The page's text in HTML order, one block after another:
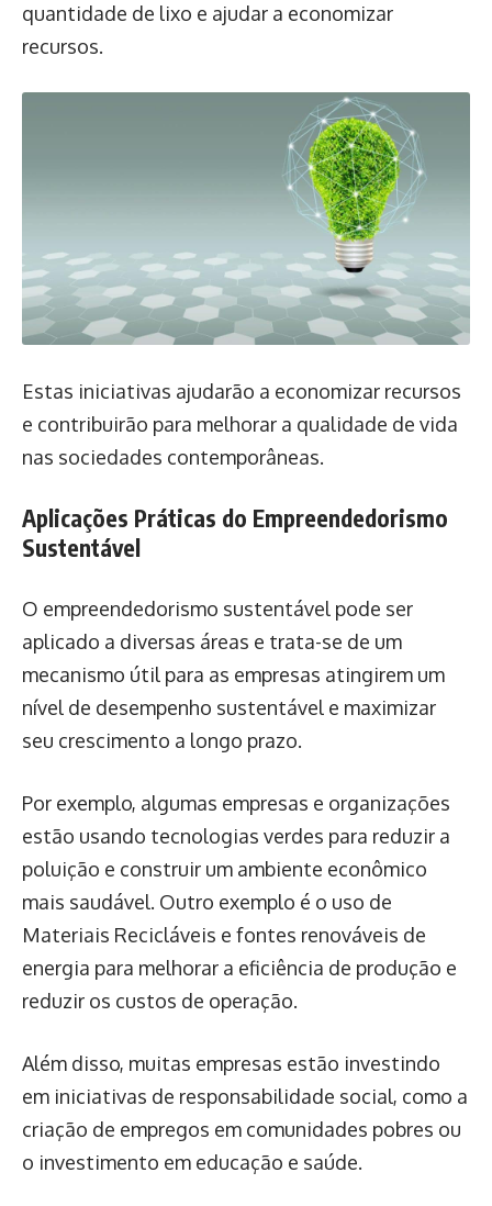
quantidade de lixo e ajudar a economizar
recursos.
Estas iniciativas ajudarão a economizar recursos
e contribuirão para melhorar a qualidade de vida
nas sociedades contemporâneas.
Aplicações Práticas do Empreendedorismo
Sustentável
O empreendedorismo sustentável pode ser
aplicado a diversas áreas e trata-se de um
mecanismo útil para as empresas atingirem um
nível de desempenho sustentável e maximizar
seu crescimento a longo prazo.
Por exemplo, algumas empresas e organizações
estão usando tecnologias verdes para reduzir a
poluição e construir um ambiente econômico
mais saudável. Outro exemplo é o uso de
Materiais Recicláveis e fontes renováveis de
energia para melhorar a eficiência de produção e
reduzir os custos de operação.
Além disso, muitas empresas estão investindo
em iniciativas de responsabilidade social, como a
criação de empregos em comunidades pobres ou
o investimento em educação e saúde.